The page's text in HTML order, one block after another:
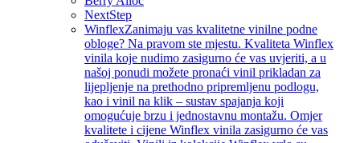
NextStep
WinflexZanimaju vas kvalitetne vinilne podne
obloge? Na pravom ste mjestu. Kvaliteta Winflex
vinila koje nudimo zasigurno će vas uvjeriti, a u
našoj ponudi možete pronaći vinil prikladan za
lijepljenje na prethodno pripremljenu podlogu,
kao i vinil na klik – sustav spajanja koji
omogućuje brzu i jednostavnu montažu. Omjer
kvalitete i cijene Winflex vinila zasigurno će vas